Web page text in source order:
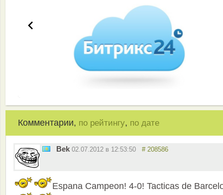
Комментарии, по рейтингу, по дате
Bek 02.07.2012 в 12:53:50 # 208586
Espana Campeon! 4-0! Tacticas de